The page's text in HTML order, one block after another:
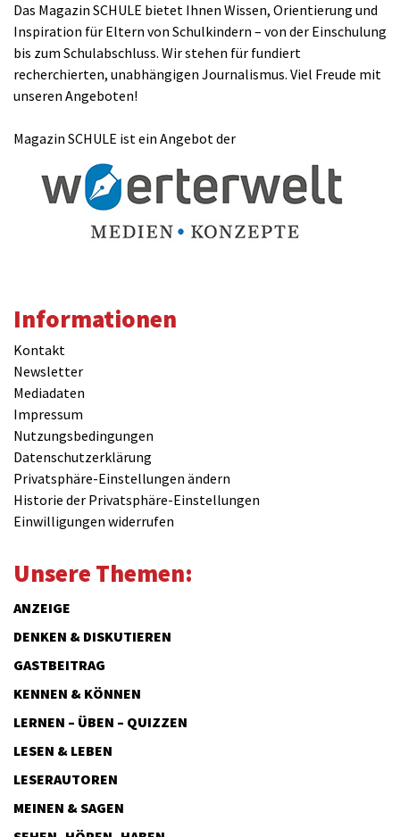
Das Magazin SCHULE bietet Ihnen Wissen, Orientierung und
Inspiration für Eltern von Schulkindern – von der Einschulung
bis zum Schulabschluss. Wir stehen für fundiert
recherchierten, unabhängigen Journalismus. Viel Freude mit
unseren Angeboten!
Magazin SCHULE ist ein Angebot der
Informationen
Kontakt
Newsletter
Mediadaten
Impressum
Nutzungsbedingungen
Datenschutzerklärung
Privatsphäre-Einstellungen ändern
Historie der Privatsphäre-Einstellungen
Einwilligungen widerrufen
Unsere Themen:
ANZEIGE
DENKEN & DISKUTIEREN
GASTBEITRAG
KENNEN & KÖNNEN
LERNEN – ÜBEN – QUIZZEN
LESEN & LEBEN
LESERAUTOREN
MEINEN & SAGEN